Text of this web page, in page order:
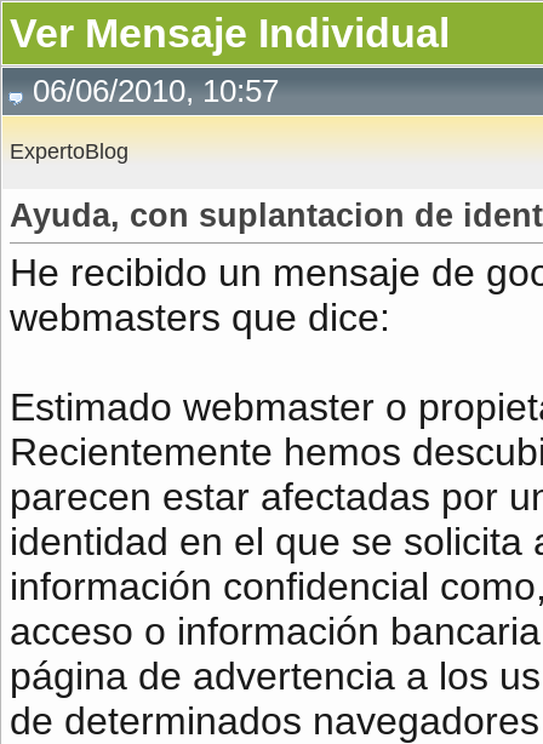
Ver Mensaje Individual
06/06/2010, 10:57
ExpertoBlog
Ayuda, con suplantacion de
He recibido un mensaje de
webmasters que dice:
Estimado webmaster o
Recientemente hemos
parecen estar afectadas por
identidad en el que se
información confidencial
acceso o información
página de advertencia a los
de determinados